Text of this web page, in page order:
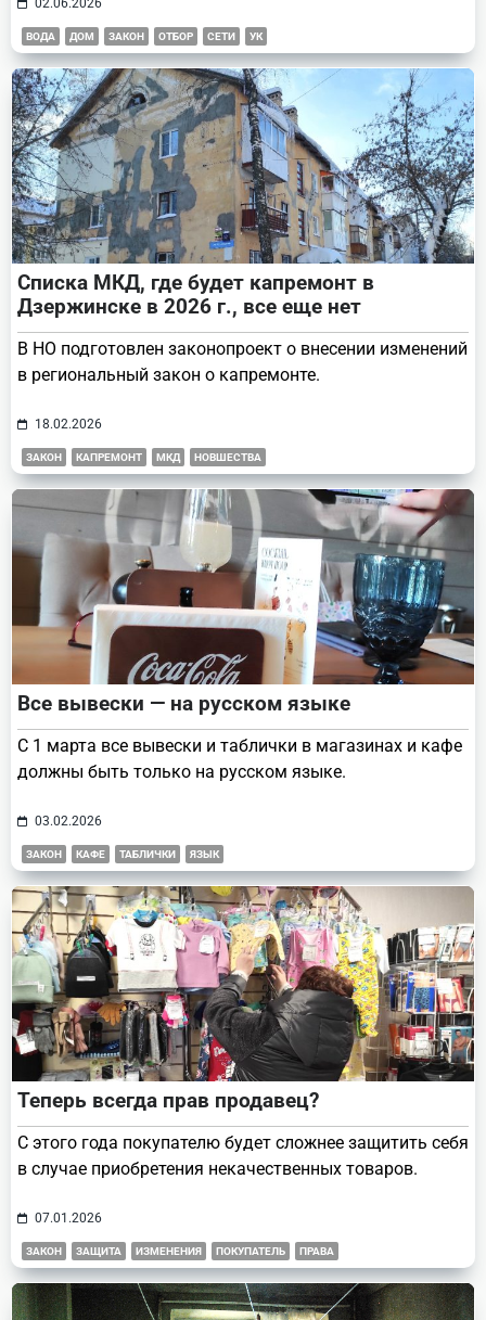
ВОДА ДОМ ЗАКОН ОТБОР СЕТИ УК
Списка МКД, где будет капремонт в
Дзержинске в 2026 г., все еще нет
В НО подготовлен законопроект о внесении изменений
в региональный закон о капремонте.
18.02.2026
ЗАКОН КАПРЕМОНТ МКД НОВШЕСТВА
Все вывески — на русском языке
С 1 марта все вывески и таблички в магазинах и кафе
должны быть только на русском языке.
03.02.2026
ЗАКОН КАФЕ ТАБЛИЧКИ ЯЗЫК
Теперь всегда прав продавец?
С этого года покупателю будет сложнее защитить себя
в случае приобретения некачественных товаров.
07.01.2026
ЗАКОН ЗАЩИТА ИЗМЕНЕНИЯ ПОКУПАТЕЛЬ ПРАВА